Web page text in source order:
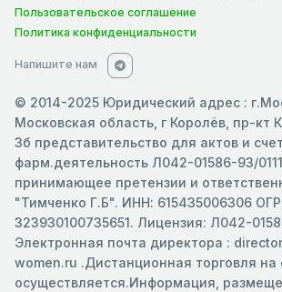
Пользовательское соглашение
Политика конфиденциальности
Напишите нам
© 2014-2025 Юридический адрес :
Московская область, г Королёв, пр-кт
3б представительство для актов и
фарм.деятельность Л042-01586-93/
принимающее претензии и
"Тимченко Г.Б". ИНН: 615435006306
323930100735651. Лицензия: Л042-
Электронная почта директора :
women.ru .Дистанционная торговля на
осуществляется.Информация,